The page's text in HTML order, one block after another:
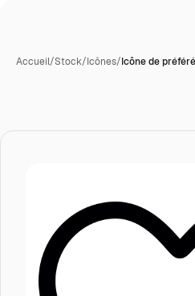
Accueil/Stock/Icônes/Icône de préféré